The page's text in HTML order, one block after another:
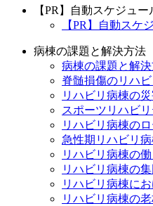
【PR】自動スケジュ
【PR】自動スケ
病棟の課題と解決方法
病棟の課題と解決
脊髄損傷のリハビ
リハビリ病棟の
スポーツリハビ
リハビリ病棟の
急性期リハビリ
リハビリ病棟の
リハビリ病棟の
リハビリ病棟に
リハビリ病棟の